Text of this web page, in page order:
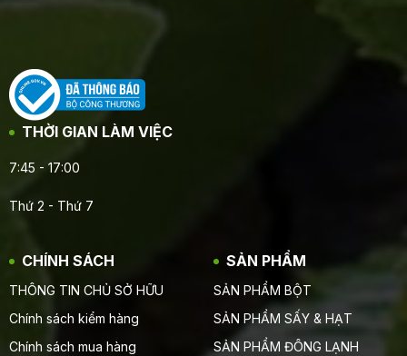
THỜI GIAN LÀM VIỆC
7:45 - 17:00
Thứ 2 - Thứ 7
CHÍNH SÁCH
THÔNG TIN CHỦ SỞ HỮU
Chính sách kiểm hàng
Chính sách mua hàng
SẢN PHẨM
SẢN PHẨM BỘT
SẢN PHẨM SẤY & HẠT
SẢN PHẨM ĐÔNG LẠNH